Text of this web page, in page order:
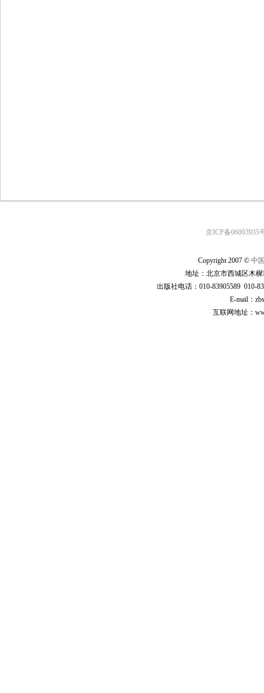
京ICP备06003935
Copyright 2007 © 中
地址：北京市西城区木
出版社电话：010-83905589 010-
E-mail：
互联网地址：